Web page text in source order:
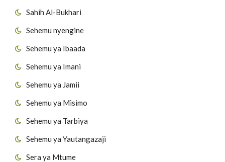
Sahih Al-Bukhari
Sehemu nyengine
Sehemu ya Ibaada
Sehemu ya Imani
Sehemu ya Jamii
Sehemu ya Misimo
Sehemu ya Tarbiya
Sehemu ya Yautangazaji
Sera ya Mtume